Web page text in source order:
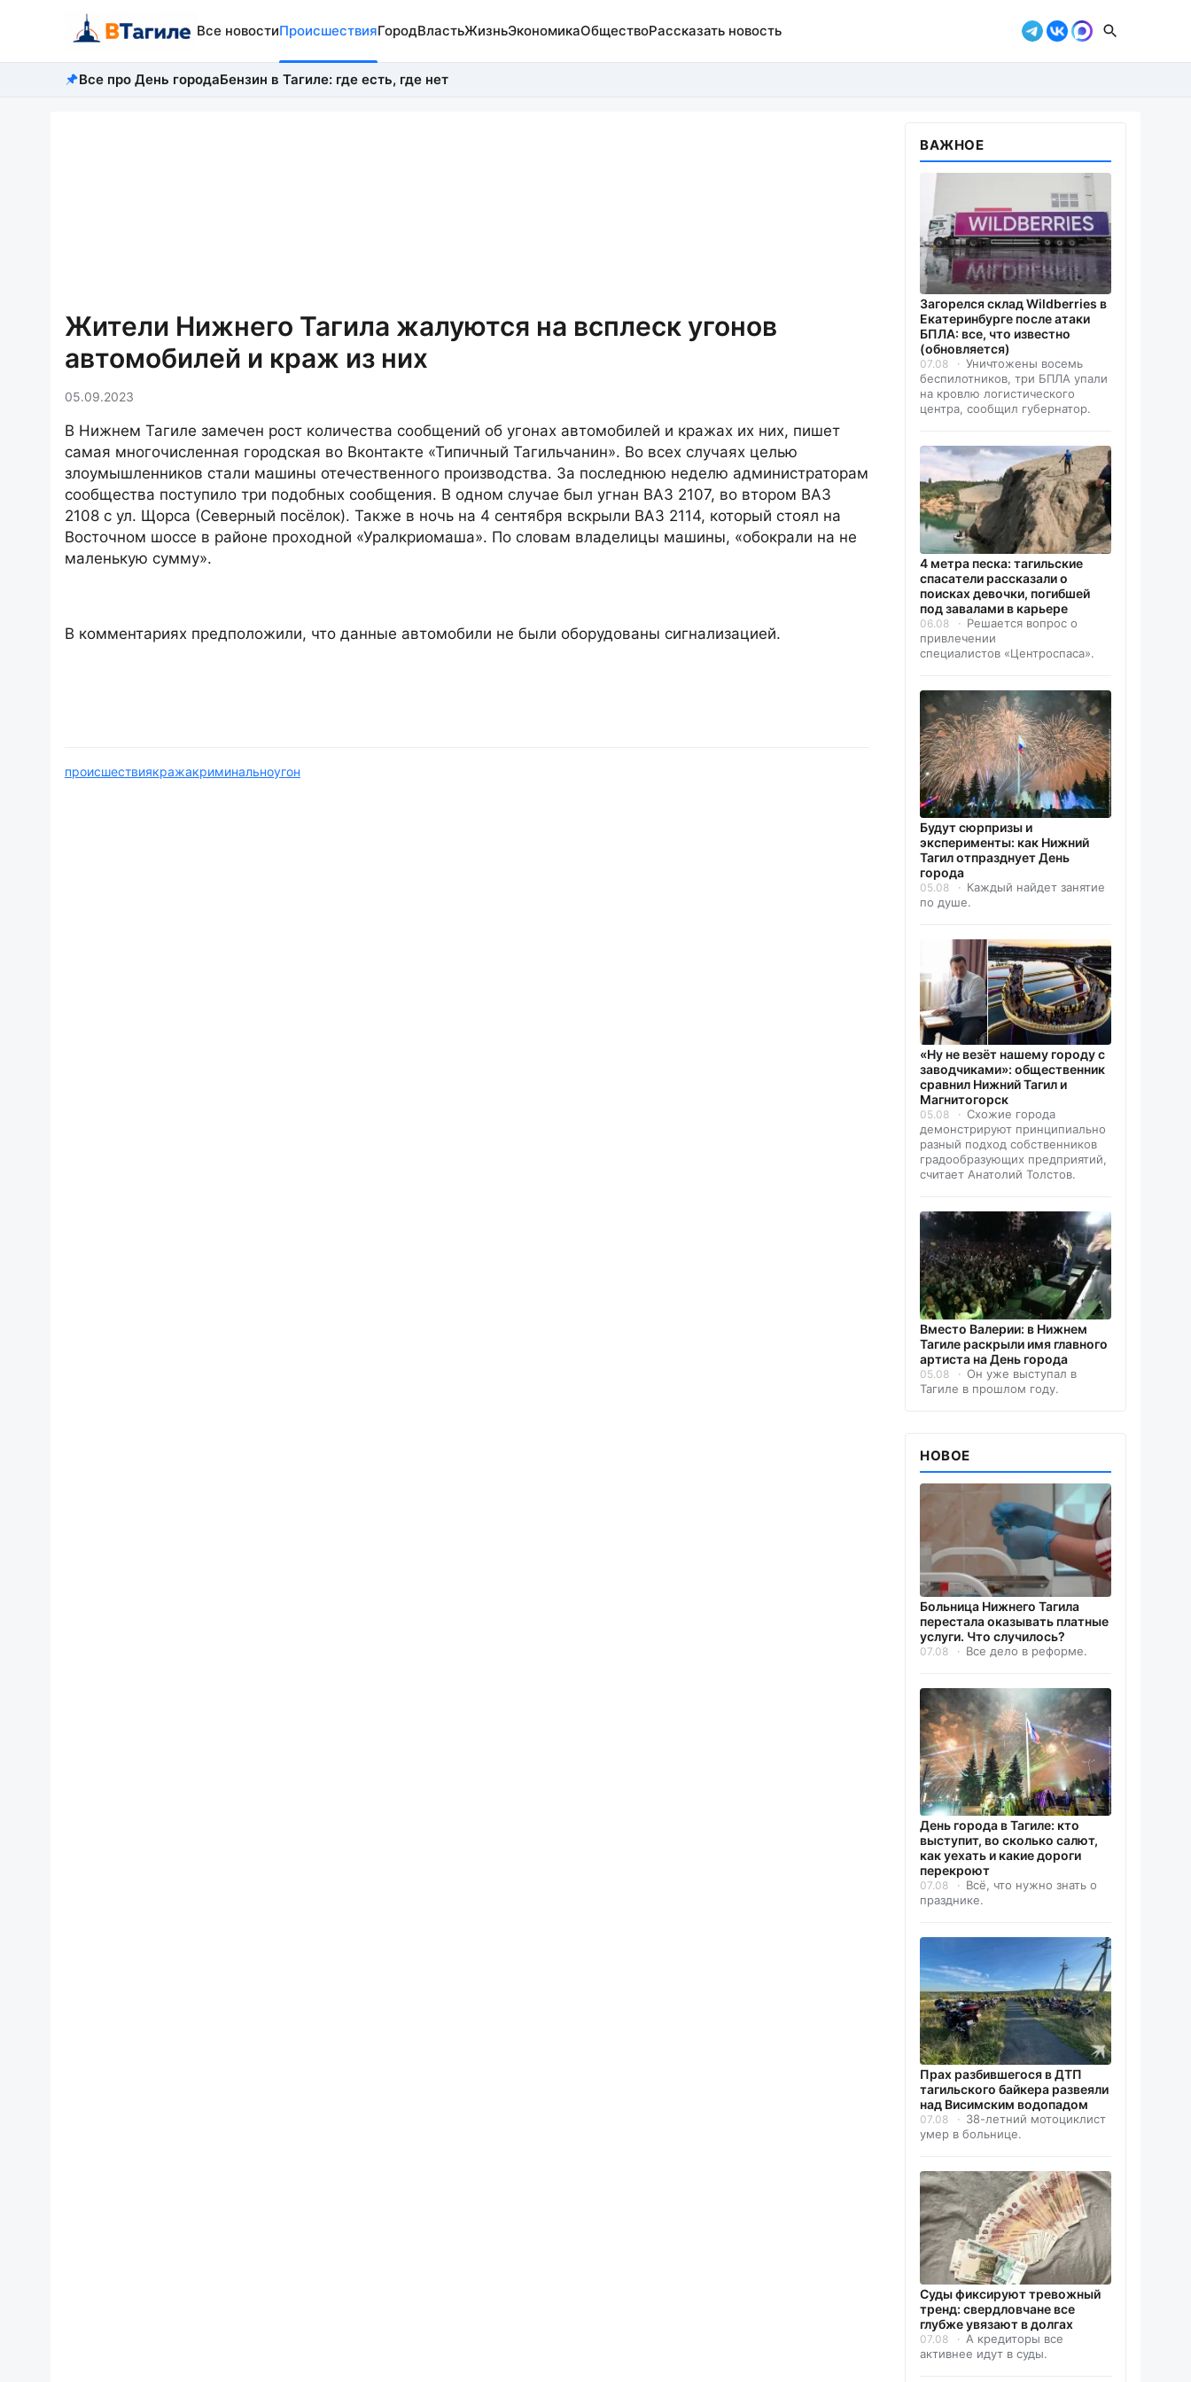
Все новостиПроисшествияГородВластьЖизньЭкономикаОбществоРассказать новость
Все про День городаБензин в Тагиле: где есть, где нет
Жители Нижнего Тагила жалуются на всплеск угонов
автомобилей и краж из них
05.09.2023
В Нижнем Тагиле замечен рост количества сообщений об угонах автомобилей и кражах их них, пишет
самая многочисленная городская во Вконтакте «Типичный Тагильчанин». Во всех случаях целью
злоумышленников стали машины отечественного производства. За последнюю неделю администраторам
сообщества поступило три подобных сообщения. В одном случае был угнан ВАЗ 2107, во втором ВАЗ
2108 с ул. Щорса (Северный посёлок). Также в ночь на 4 сентября вскрыли ВАЗ 2114, который стоял на
Восточном шоссе в районе проходной «Уралкриомаша». По словам владелицы машины, «обокрали на не
маленькую сумму».
В комментариях предположили, что данные автомобили не были оборудованы сигнализацией.
происшествиякражакриминальноугон
ВАЖНОЕ
Загорелся склад Wildberries в
Екатеринбурге после атаки
БПЛА: все, что известно
(обновляется)
07.08
Уничтожены восемь
беспилотников, три БПЛА упали
на кровлю логистического
центра, сообщил губернатор.
4 метра песка: тагильские
спасатели рассказали о
поисках девочки, погибшей
под завалами в карьере
06.08
Решается вопрос о
привлечении
специалистов «Центроспаса».
Будут сюрпризы и
эксперименты: как Нижний
Тагил отпразднует День
города
05.08
Каждый найдет занятие
по душе.
«Ну не везёт нашему городу с
заводчиками»: общественник
сравнил Нижний Тагил и
Магнитогорск
05.08
Схожие города
демонстрируют принципиально
разный подход собственников
градообразующих предприятий,
считает Анатолий Толстов.
Вместо Валерии: в Нижнем
Тагиле раскрыли имя главного
артиста на День города
05.08
Он уже выступал в
Тагиле в прошлом году.
НОВОЕ
Больница Нижнего Тагила
перестала оказывать платные
услуги. Что случилось?
07.08 Все дело в реформе.
День города в Тагиле: кто
выступит, во сколько салют,
как уехать и какие дороги
перекроют
07.08
Всё, что нужно знать о
празднике.
Прах разбившегося в ДТП
тагильского байкера развеяли
над Висимским водопадом
07.08
38-летний мотоциклист
умер в больнице.
Суды фиксируют тревожный
тренд: свердловчане все
глубже увязают в долгах
07.08
А кредиторы все
активнее идут в суды.